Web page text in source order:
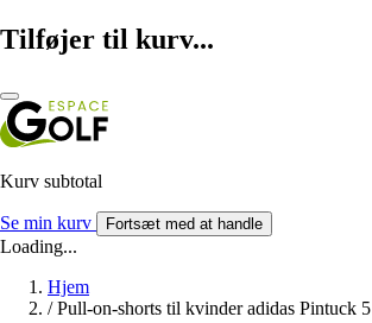
Tilføjer til kurv...
Kurv subtotal
Se min kurv Fortsæt med at handle
Loading...
Hjem
/ Pull-on-shorts til kvinder adidas Pintuck 5